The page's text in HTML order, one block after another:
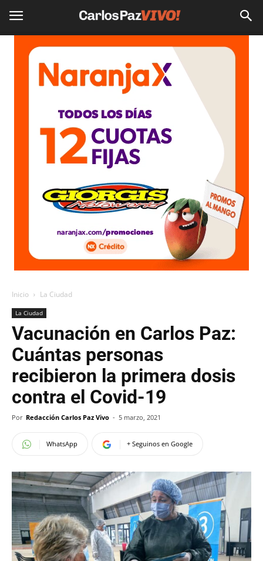
Inicio La Ciudad
La Ciudad
Vacunación en Carlos Paz:
Cuántas personas
recibieron la primera dosis
contra el Covid-19
Por Redacción Carlos Paz Vivo - 5 marzo, 2021
WhatsApp + Seguinos en Google